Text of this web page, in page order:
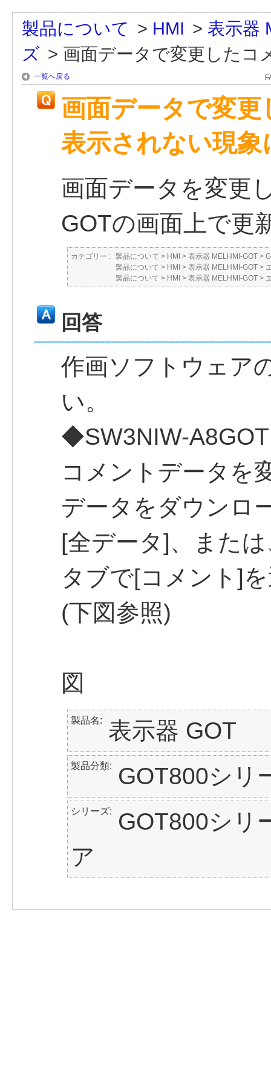
製品について > HMI > 表示器
ズ > 画面データで変更したコ
一覧へ戻る
画面データで変
表示されない現象
画面データを変更
GOTの画面上で更
カテゴリー : 製品について > HMI > 表示器 MELHMI-GOT >
製品について > HMI > 表示器 MELHMI-GOT >
製品について > HMI > 表示器 MELHMI-GOT >
回答
作画ソフトウェア
い。
◆SW3NIW-
コメントデータを
データをダウンロ
[全データ]、また
タブで[コメント]
(下図参照)
図
製品名 表示器 GOT
製品分類 GOT800シリ
シリーズ
GOT800シリ
ア